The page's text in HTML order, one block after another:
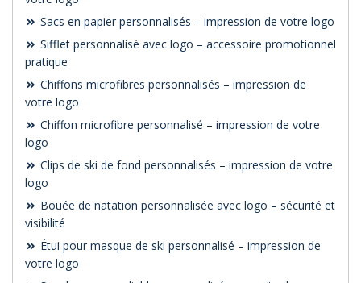
Sacs en papier personnalisés – impression de votre logo
Sifflet personnalisé avec logo – accessoire promotionnel
pratique
Chiffons microfibres personnalisés – impression de
votre logo
Chiffon microfibre personnalisé – impression de votre
logo
Clips de ski de fond personnalisés – impression de votre
logo
Bouée de natation personnalisée avec logo – sécurité et
visibilité
Étui pour masque de ski personnalisé – impression de
votre logo